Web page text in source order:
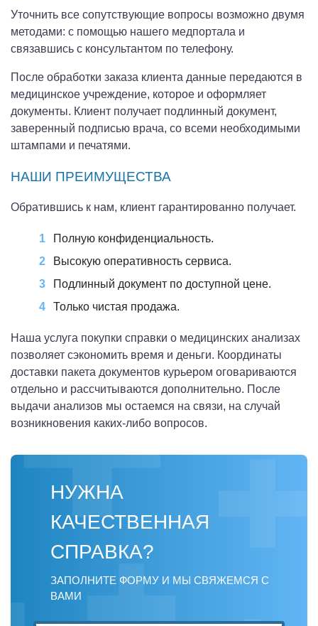
Уточнить все сопутствующие вопросы возможно двумя
методами: с помощью нашего медпортала и
связавшись с консультантом по телефону.
После обработки заказа клиента данные передаются в
медицинское учреждение, которое и оформляет
документы. Клиент получает подлинный документ,
заверенный подписью врача, со всеми необходимыми
штампами и печатями.
НАШИ ПРЕИМУЩЕСТВА
Обратившись к нам, клиент гарантированно получает.
Полную конфиденциальность.
Высокую оперативность сервиса.
Подлинный документ по доступной цене.
Только чистая продажа.
Наша услуга покупки справки о медицинских анализах
позволяет сэкономить время и деньги. Координаты
доставки пакета документов курьером оговариваются
отдельно и рассчитываются дополнительно. После
выдачи анализов мы остаемся на связи, на случай
возникновения каких-либо вопросов.
НУЖНА
КАЧЕСТВЕННАЯ
СПРАВКА?
ЗАПОЛНИТЕ ФОРМУ И МЫ СВЯЖЕМСЯ С
ВАМИ